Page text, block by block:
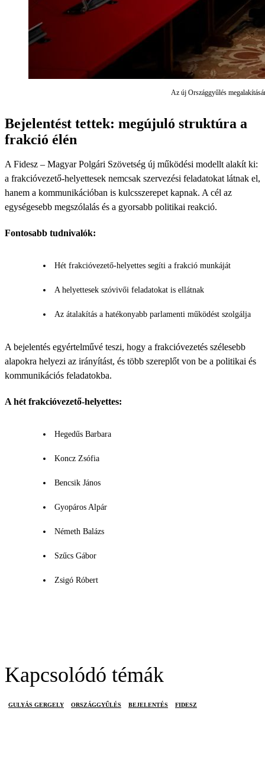
Az új Országgyűlés
Bejelentést tettek: megújuló struktúra a
frakció élén
A Fidesz – Magyar Polgári Szövetség új működési modellt alakít ki:
a frakcióvezető-helyettesek nemcsak szervezési feladatokat látnak el,
hanem a kommunikációban is kulcsszerepet kapnak. A cél az
egységesebb megszólalás és a gyorsabb politikai reakció.
Fontosabb tudnivalók:
Hét frakcióvezető-helyettes segíti a frakció munkáját
A helyettesek szóvivői feladatokat is ellátnak
Az átalakítás a hatékonyabb parlamenti működést szolgálja
A bejelentés egyértelművé teszi, hogy a frakcióvezetés szélesebb
alapokra helyezi az irányítást, és több szereplőt von be a politikai és
kommunikációs feladatokba.
A hét frakcióvezető-helyettes:
Hegedűs Barbara
Koncz Zsófia
Bencsik János
Gyopáros Alpár
Németh Balázs
Szűcs Gábor
Zsigó Róbert
Kapcsolódó témák
GULYÁS GERGELY ORSZÁGGYŰLÉS BEJELENTÉS FIDESZ